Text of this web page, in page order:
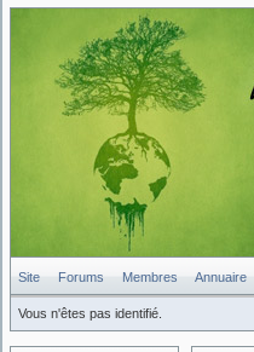
Site Forums Membres Annuaire
Vous n'êtes pas identifié.